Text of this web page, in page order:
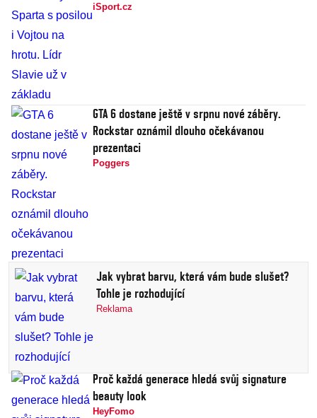
iSport.cz
GTA 6 dostane ještě v srpnu nové záběry.
Rockstar oznámil dlouho očekávanou
prezentaci
Poggers
Jak vybrat barvu, která vám bude slušet?
Tohle je rozhodující
Reklama
Proč každá generace hledá svůj signature
beauty look
HeyFomo